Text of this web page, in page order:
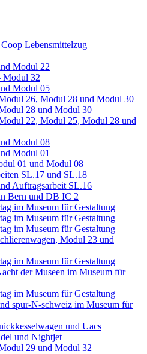
Lebensmittelzug
Modul 22
32
Modul 05
26, Modul 28 und Modul 30
28 und Modul 30
22, Modul 25, Modul 28 und
Modul 08
Modul 01
01 und Modul 08
SL.17 und SL.18
Auf­trags­ar­beit SL.16
Bern und DB IC 2
im Muse­um für Gestaltung
im Muse­um für Gestaltung
im Muse­um für Gestaltung
Modul 23 und
im Muse­um für Gestaltung
der Muse­en im Muse­um für
im Muse­um für Gestaltung
spur-N-schweiz im Muse­um für
und Uacs
und Nightjet
29 und Modul 32